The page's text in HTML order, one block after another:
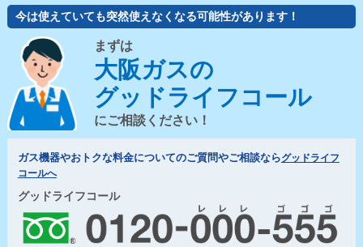
今は使えていても突然使えなくなる可能性があります！
まずは
大阪ガスの
グッドライフコール
にご相談ください！
ガス機器やおトクな料金についてのご質問やご相談ならグッドライフ
コールへ
グッドライフコール